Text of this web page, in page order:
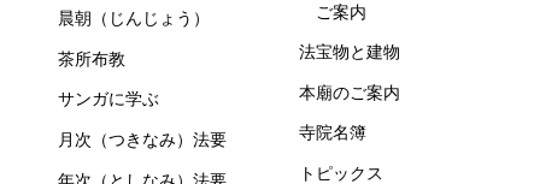
晨朝（じんじょう）
茶所布教
サンガに学ぶ
月次（つきなみ）法要
ご案内
法宝物と建物
本廟のご案内
寺院名簿
トピックス